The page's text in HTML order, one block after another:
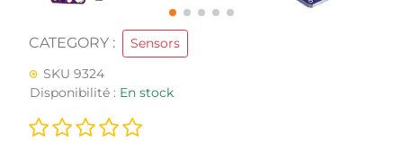
CATEGORY :
Sensors
SKU 9324
Disponibilité : En stock